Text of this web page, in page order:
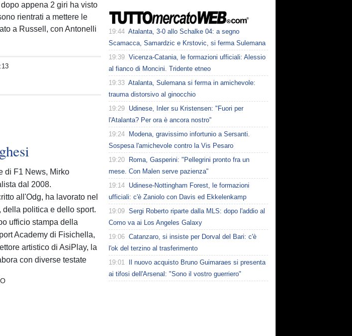
appena 2 giri ha visto
rientrati a mettere le
a Russell, con Antonelli
di F1 News, Mirko
dal 2008.
all'Odg, ha lavorato nel
della politica e dello sport.
ufficio stampa della
Academy di Fisichella,
artistico di AsiPlay, la
con diverse testate
19:44 Atalanta, 3-0 allo Schalke 04: a segno
Scamacca, Samardzic e Krstovic, si ferma Sulemana
19:39 Vicenza-Catania, le formazioni ufficiali: Alessio
al fianco di Moncini. Tridente etneo
19:33 Atalanta, Sulemana si ferma in amichevole:
trauma distorsivo al ginocchio
19:29 Udinese, Inler su Kristensen: "Fuori per
l'Atalanta? Per ora è ancora nostro"
19:24
Modena, gravissimo infortunio a Sersanti.
Sospesa l'amichevole contro la Vis Pesaro
19:20
Roma, Gasperini: "Pellegrini pronto fra un
mese. Con Malen serve pazienza"
19:14 Udinese-Nottingham Forest, le formazioni
ufficiali: c'è Zaniolo con Davis ed Ekkelenkamp
19:09 Sergi Roberto riparte dalla MLS: dopo l'addio al
Como va ai Los Angeles Galaxy
19:06 Catanzaro, si insiste per Dorval del Bari: c'è
l'ok del terzino al trasferimento
19:01
Il nuovo acquisto Bruno Guimaraes si presenta
ai tifosi dell'Arsenal: "Sono il vostro guerriero"